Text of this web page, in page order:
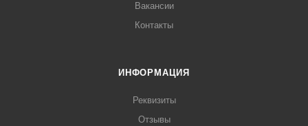
Вакансии
Контакты
ИНФОРМАЦИЯ
Реквизиты
Отзывы